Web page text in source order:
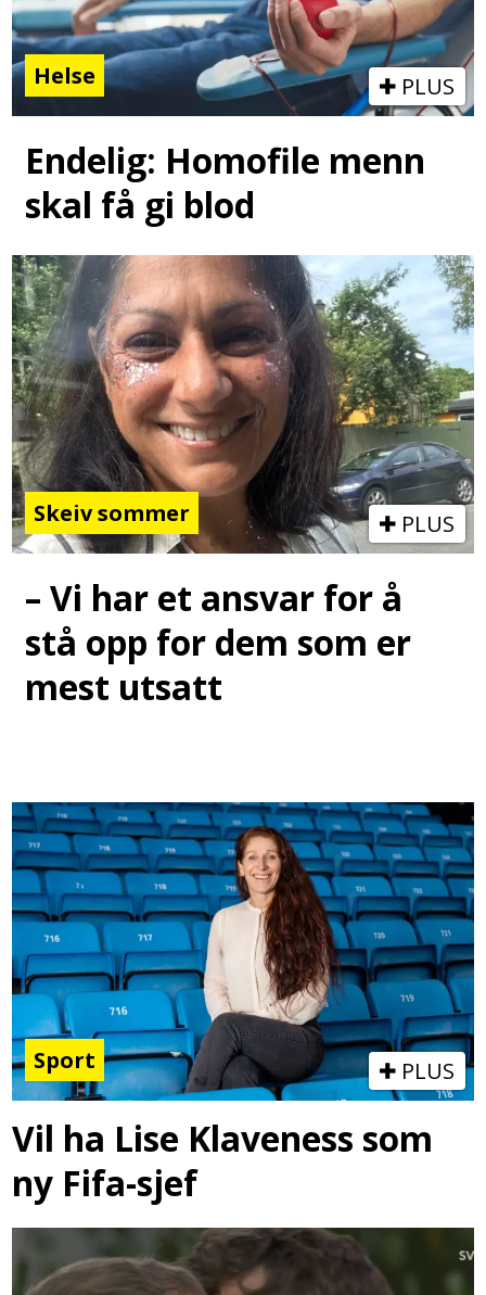
Helse PLUS
Endelig: Homofile menn
skal få gi blod
Skeiv sommer PLUS
– Vi har et ansvar for å
stå opp for dem som er
mest utsatt
Sport PLUS
Vil ha Lise Klaveness som
ny Fifa-sjef